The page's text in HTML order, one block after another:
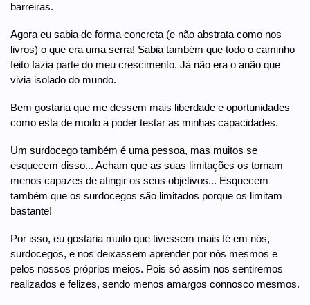
barreiras.
Agora eu sabia de forma concreta (e não abstrata como nos
livros) o que era uma serra! Sabia também que todo o caminho
feito fazia parte do meu crescimento. Já não era o anão que
vivia isolado do mundo.
Bem gostaria que me dessem mais liberdade e oportunidades
como esta de modo a poder testar as minhas capacidades.
Um surdocego também é uma pessoa, mas muitos se
esquecem disso... Acham que as suas limitações os tornam
menos capazes de atingir os seus objetivos... Esquecem
também que os surdocegos são limitados porque os limitam
bastante!
Por isso, eu gostaria muito que tivessem mais fé em nós,
surdocegos, e nos deixassem aprender por nós mesmos e
pelos nossos próprios meios. Pois só assim nos sentiremos
realizados e felizes, sendo menos amargos connosco mesmos.